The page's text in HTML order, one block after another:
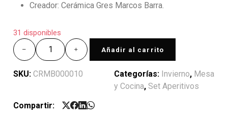
Creador: Cerámica Gres Marcos Barra.
31 disponibles
Añadir al carrito
SKU: CRMB000010 Categorías: Invierno, Mesa
y Cocina, Set Aperitivos
Compartir: